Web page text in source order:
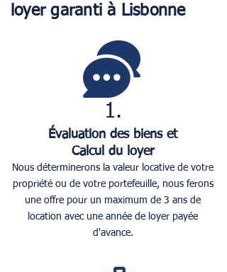
loyer garanti à Lisbonne
1.
Évaluation des biens et
Calcul du loyer
Nous déterminerons la valeur locative de votre
propriété ou de votre portefeuille, nous ferons
une offre pour un maximum de 3 ans de
location avec une année de loyer payée
d'avance.